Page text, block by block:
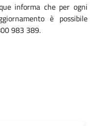
informa che per ogni
è possibile
983 389.